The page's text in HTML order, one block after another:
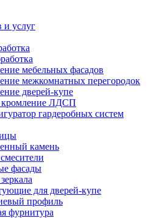
и услуг
мебельных фасадов
межкомнатных перегородок
дверей-купе
кромление ЛДСП
гардеробных систем
камень
фасады
для дверей-купе
профиль
фурнитура